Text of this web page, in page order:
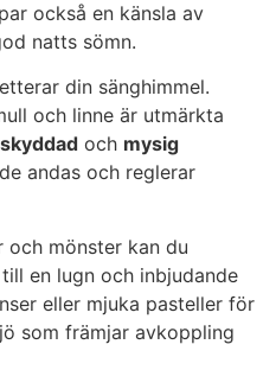
också en känsla av
natts sömn.
din sänghimmel.
och linne är utmärkta
skyddad och mysig
andas och reglerar
mönster kan du
en lugn och inbjudande
eller mjuka pasteller för
som främjar avkoppling